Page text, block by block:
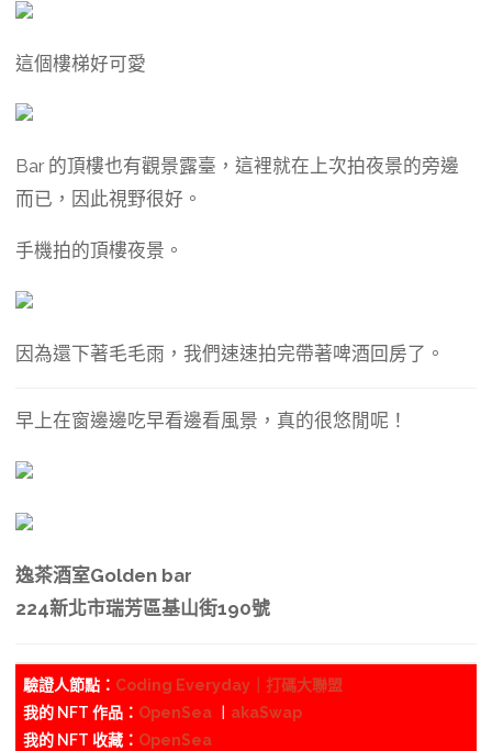
這個樓梯好可愛
Bar 的頂樓也有觀景露臺，這裡就在上次拍夜景的旁邊
而已，因此視野很好。
手機拍的頂樓夜景。
因為還下著毛毛雨，我們速速拍完帶著啤酒回房了。
早上在窗邊邊吃早看邊看風景，真的很悠閒呢！
逸茶酒室Golden bar
224新北市瑞芳區基山街190號
驗證人節點： Coding Everyday｜打碼大聯盟
我的 NFT 作品： OpenSea
akaSwap
我的 NFT 收藏： OpenSea